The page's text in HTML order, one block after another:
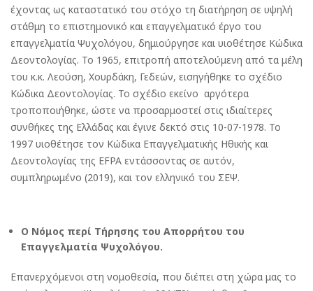
έχοντας ως καταστατικό του στόχο τη διατήρηση σε υψηλή
στάθμη το επιστημονικό και επαγγελματικό έργο του
επαγγελματία Ψυχολόγου, δημιούργησε και υιοθέτησε Κώδικα
Δεοντολογίας. Το 1965, επιτροπή αποτελούμενη από τα μέλη
του κ.κ. Λεούση, Χουρδάκη, Γεδεών, εισηγήθηκε το σχέδιο
Κώδικα Δεοντολογίας. Το σχέδιο εκείνο αργότερα
τροποποιήθηκε, ώστε να προσαρμοστεί στις ιδιαίτερες
συνθήκες της Ελλάδας και έγινε δεκτό στις 10-07-1978. Το
1997 υιοθέτησε τον Κώδικα Επαγγελματικής Ηθικής και
Δεοντολογίας της EFPA εντάσσοντας σε αυτόν,
συμπληρωμένο (2019), και τον ελληνικό του ΣΕΨ.
Ο Νόμος περί Τήρησης του Απορρήτου του
Επαγγελματία Ψυχολόγου.
Επανερχόμενοι στη νομοθεσία, που διέπει στη χώρα μας το